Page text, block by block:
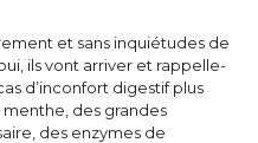
et sans inquiétudes de
ils vont arriver et rappelle-
d’inconfort digestif plus
des grandes
des enzymes de